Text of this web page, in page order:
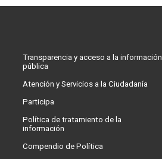
Transparencia y acceso a la información
pública
Atención y Servicios a la Ciudadanía
Participa
Política de tratamiento de la
información
Compendio de Política